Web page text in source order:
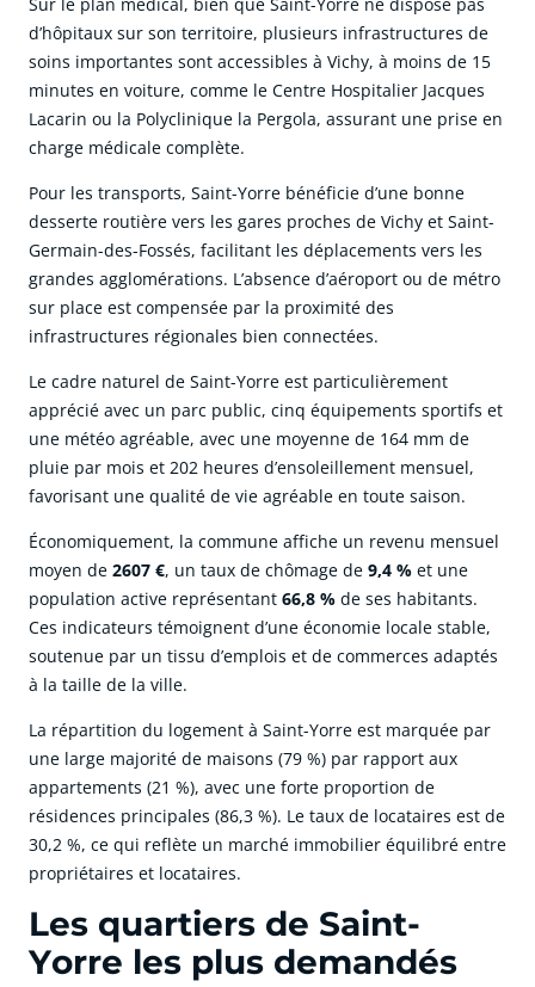
d’hôpitaux sur son territoire, plusieurs infrastructures de
soins importantes sont accessibles à Vichy, à moins de 15
minutes en voiture, comme le Centre Hospitalier Jacques
Lacarin ou la Polyclinique la Pergola, assurant une prise en
charge médicale complète.
Pour les transports, Saint-Yorre bénéficie d’une bonne
desserte routière vers les gares proches de Vichy et Saint-
Germain-des-Fossés, facilitant les déplacements vers les
grandes agglomérations. L’absence d’aéroport ou de métro
sur place est compensée par la proximité des
infrastructures régionales bien connectées.
Le cadre naturel de Saint-Yorre est particulièrement
apprécié avec un parc public, cinq équipements sportifs et
une météo agréable, avec une moyenne de 164 mm de
pluie par mois et 202 heures d’ensoleillement mensuel,
favorisant une qualité de vie agréable en toute saison.
Économiquement, la commune affiche un revenu mensuel
moyen de 2607 €, un taux de chômage de 9,4 % et une
population active représentant 66,8 % de ses habitants.
Ces indicateurs témoignent d’une économie locale stable,
soutenue par un tissu d’emplois et de commerces adaptés
à la taille de la ville.
La répartition du logement à Saint-Yorre est marquée par
une large majorité de maisons (79 %) par rapport aux
appartements (21 %), avec une forte proportion de
résidences principales (86,3 %). Le taux de locataires est de
30,2 %, ce qui reflète un marché immobilier équilibré entre
propriétaires et locataires.
Les quartiers de Saint-
Yorre les plus demandés